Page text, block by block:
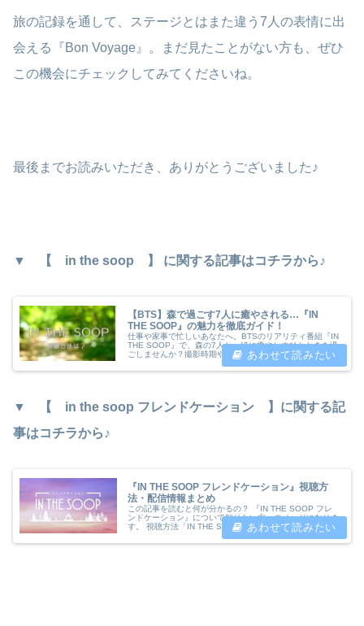
旅の記録を通して、ステージとはまた違う7人の表情に出
会える『Bon Voyage』。まだ見たことがない方も、ぜひ
この機会にチェックしてみてくださいね。
最後までお読みいただき、ありがとうございました♪
▼ 【 in the soop 】 に関する記事はコチラから♪
【BTS】森で過ごす7人に癒やされる…『IN
THE SOOP』の魅力を徹底ガイド！
仕事や家事で忙しいあなたへ。BTSのリアリティ番組『IN
THE SOOP』で、森の7人と一緒に癒やしのひとときを過
ごしませんか？撮影時期や場所、視聴方法まで、ファン目
▼ 【 in the soop フレンドケーション 】に関する記
事はコチラから♪
『IN THE SOOP フレンドケーション』視聴方
法・配信情報まとめ
この記事を読むと何が分かるの？ 『IN THE SOOP フレ
ンドケーション』について知りたい方へのページになりま
す。 視聴方法「IN THE SOOP フレンドケーション」は
Disney ＋（ディズニープラス）にて独占配信されていま
す。I...